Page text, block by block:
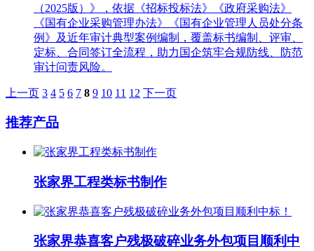
（2025版）》，依据《招标投标法》《政府采购法》
《国有企业采购管理办法》《国有企业管理人员处分条
例》及近年审计典型案例编制，覆盖标书编制、评审、
定标、合同签订全流程，助力国企筑牢合规防线、防范
审计问责风险。
上一页 3 4 5 6 7 8 9 10 11 12 下一页
推荐产品
张家界工程类标书制作
张家界恭喜客户残极破碎业务外包项目顺利中